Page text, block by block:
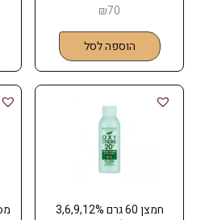
₪70
הוספה לסל
חמצן 60 גרם 3,6,9,12%